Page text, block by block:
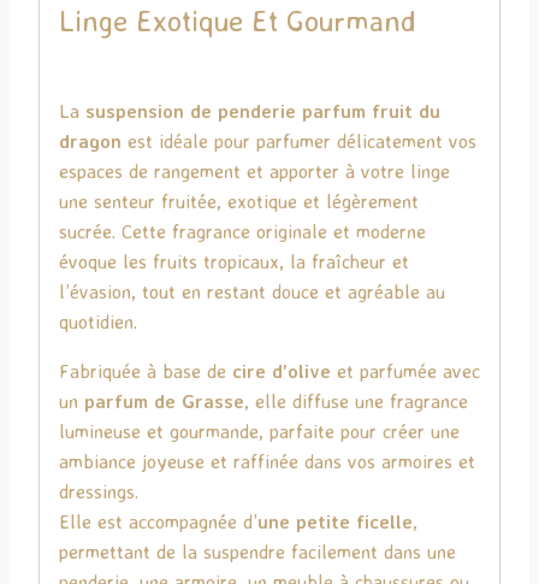
Linge Exotique Et Gourmand
La suspension de penderie parfum fruit du
dragon est idéale pour parfumer délicatement vos
espaces de rangement et apporter à votre linge
une senteur fruitée, exotique et légèrement
sucrée. Cette fragrance originale et moderne
évoque les fruits tropicaux, la fraîcheur et
l’évasion, tout en restant douce et agréable au
quotidien.
Fabriquée à base de cire d’olive et parfumée avec
un parfum de Grasse, elle diffuse une fragrance
lumineuse et gourmande, parfaite pour créer une
ambiance joyeuse et raffinée dans vos armoires et
dressings.
Elle est accompagnée d’une petite ficelle,
permettant de la suspendre facilement dans une